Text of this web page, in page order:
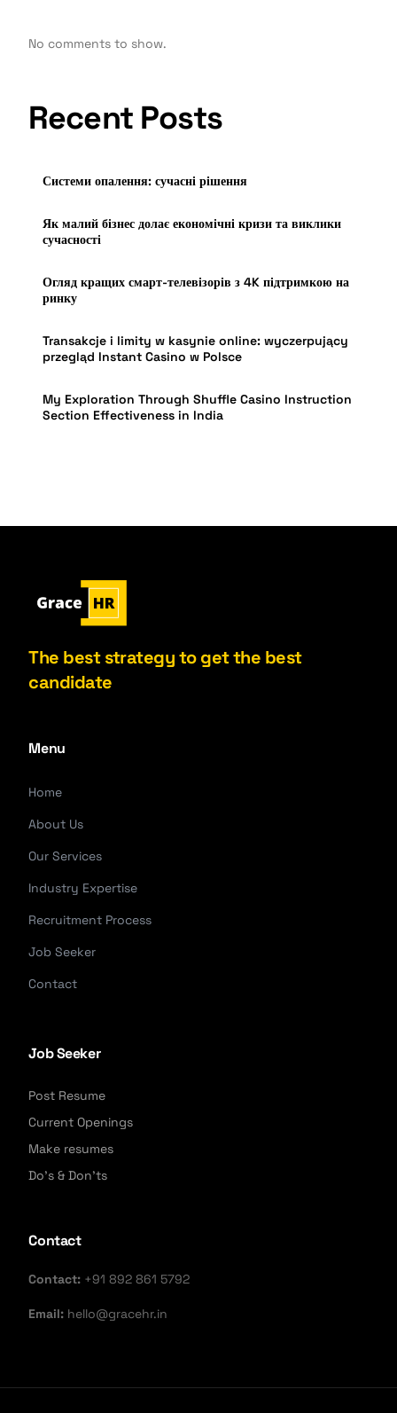
No comments to show.
Recent Posts
Системи опалення: сучасні рішення
Як малий бізнес долає економічні кризи та виклики
сучасності
Огляд кращих смарт-телевізорів з 4K підтримкою на
ринку
Transakcje i limity w kasynie online: wyczerpujący
przegląd Instant Casino w Polsce
My Exploration Through Shuffle Casino Instruction
Section Effectiveness in India
The best strategy to get the best
candidate
Menu
Home
About Us
Our Services
Industry Expertise
Recruitment Process
Job Seeker
Contact
Job Seeker
Post Resume
Current Openings
Make resumes
Do's & Don'ts
Contact
Contact: +91 892 861 5792
Email: hello@gracehr.in